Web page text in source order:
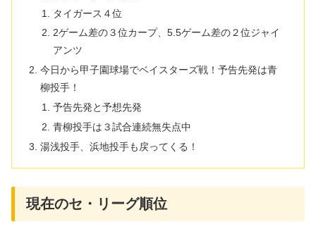
タイガース４位
2ゲーム差の３位カープ、5.5ゲーム差の２位ジャイ
アンツ
今日から甲子園球場でベイスターズ戦！予告先発は青
柳投手！
予告先発と予想先発
青柳投手は３試合連続無失点中
湯浅投手、浜地投手も戻ってくる！
現在のセ・リーグ順位